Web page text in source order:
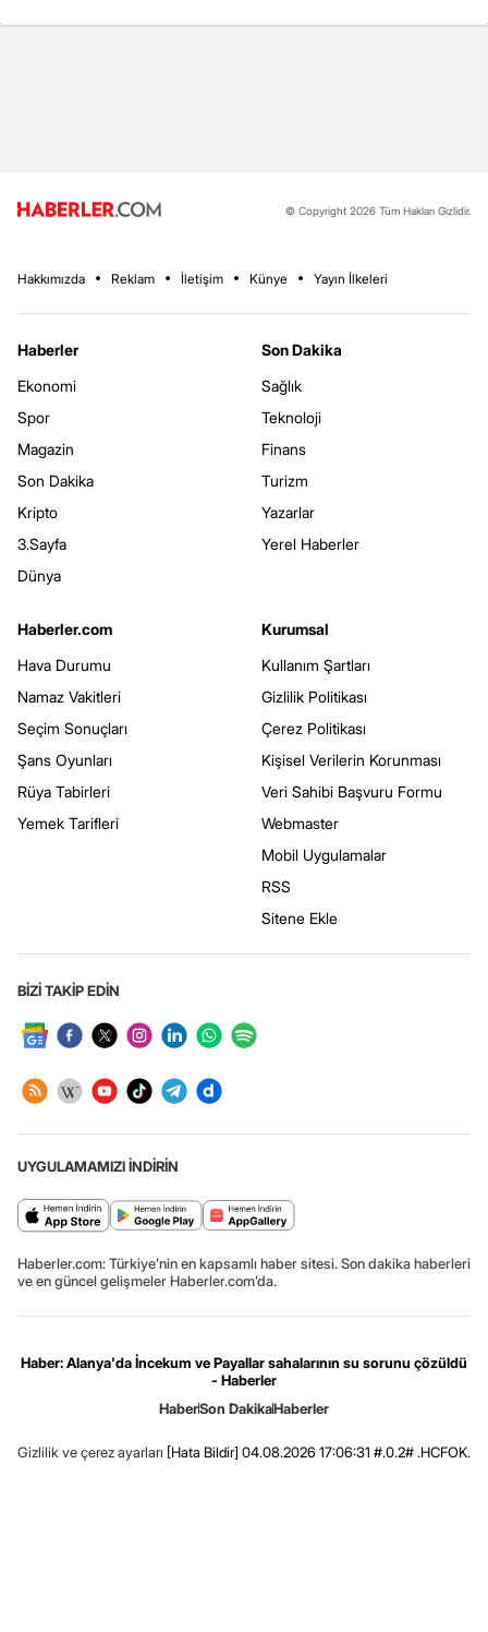
© Copyright 2026 Tüm Hakları Gizlidir.
Hakkımızda Reklam İletişim Künye Yayın İlkeleri
Haberler
Ekonomi
Spor
Magazin
Son Dakika
Kripto
3.Sayfa
Dünya
Son Dakika
Sağlık
Teknoloji
Finans
Turizm
Yazarlar
Yerel Haberler
Haberler.com
Hava Durumu
Namaz Vakitleri
Seçim Sonuçları
Şans Oyunları
Rüya Tabirleri
Yemek Tarifleri
Kurumsal
Kullanım Şartları
Gizlilik Politikası
Çerez Politikası
Kişisel Verilerin Korunması
Veri Sahibi Başvuru Formu
Webmaster
Mobil Uygulamalar
RSS
Sitene Ekle
BİZİ TAKİP EDİN
UYGULAMAMIZI İNDİRİN
Haberler.com: Türkiye’nin en kapsamlı haber sitesi. Son dakika haberleri
ve en güncel gelişmeler Haberler.com’da.
Haber: Alanya'da İncekum ve Payallar sahalarının su sorunu çözüldü
- Haberler
HaberSon DakikaHaberler
Gizlilik ve çerez ayarları [Hata Bildir] 04.08.2026 17:06:31 #.0.2# .HCFOK.